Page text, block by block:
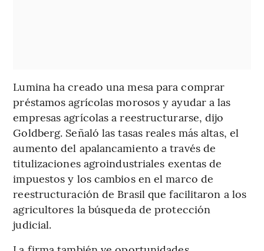
Lumina ha creado una mesa para comprar
préstamos agrícolas morosos y ayudar a las
empresas agrícolas a reestructurarse, dijo
Goldberg. Señaló las tasas reales más altas, el
aumento del apalancamiento a través de
titulizaciones agroindustriales exentas de
impuestos y los cambios en el marco de
reestructuración de Brasil que facilitaron a los
agricultores la búsqueda de protección
judicial.